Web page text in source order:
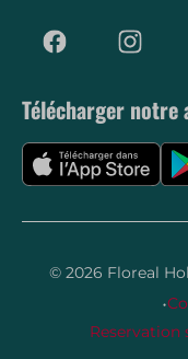
Télécharger notre
© 2026 Floreal
·
Reservation